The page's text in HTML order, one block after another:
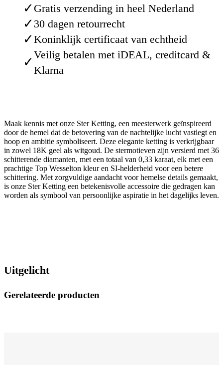
✓ Gratis verzending in heel Nederland
✓ 30 dagen retourrecht
✓Koninklijk certificaat van echtheid
✓
Veilig betalen met iDEAL, creditcard &
Klarna
Maak kennis met onze Ster Ketting, een meesterwerk geïnspireerd
door de hemel dat de betovering van de nachtelijke lucht vastlegt en
hoop en ambitie symboliseert. Deze elegante ketting is verkrijgbaar
in zowel 18K geel als witgoud. De stermotieven zijn versierd met 36
schitterende diamanten, met een totaal van 0,33 karaat, elk met een
prachtige Top Wesselton kleur en SI-helderheid voor een betere
schittering. Met zorgvuldige aandacht voor hemelse details gemaakt,
is onze Ster Ketting een betekenisvolle accessoire die gedragen kan
worden als symbool van persoonlijke aspiratie in het dagelijks leven.
Uitgelicht
Gerelateerde producten